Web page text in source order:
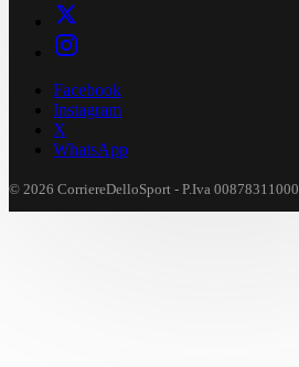
Facebook
Instagram
X
WhatsApp
© 2026 CorriereDelloSport - P.Iva 00878311000